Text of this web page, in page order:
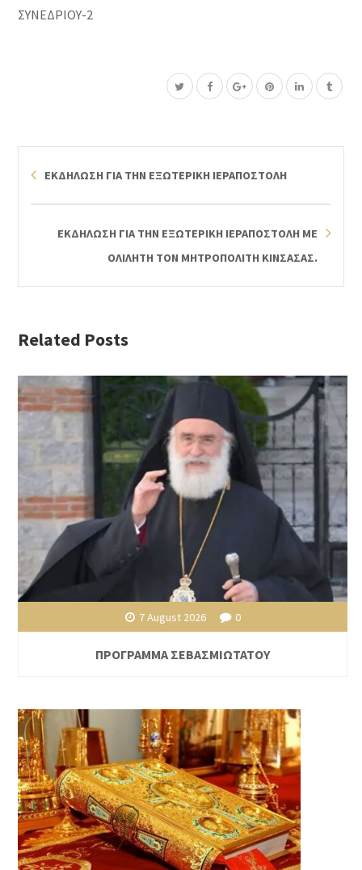
ΣΥΝΕΔΡΙΟΥ-2
ΕΚΔΗΛΩΣΗ ΓΙΑ ΤΗΝ ΕΞΩΤΕΡΙΚΗ ΙΕΡΑΠΟΣΤΟΛΗ
ΕΚΔΗΛΩΣΗ ΓΙΑ ΤΗΝ ΕΞΩΤΕΡΙΚΗ ΙΕΡΑΠΟΣΤΟΛΗ ΜΕ
ΟΛΙΛΗΤΗ ΤΟΝ ΜΗΤΡΟΠΟΛΙΤΗ ΚΙΝΣΑΣΑΣ.
Related Posts
7 August 2026 0
ΠΡΟΓΡΑΜΜΑ ΣΕΒΑΣΜΙΩΤΑΤΟΥ